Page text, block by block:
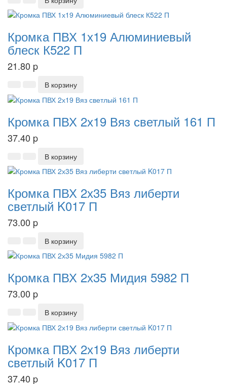
Кромка ПВХ 1х19 Алюминиевый
блеск К522 П
21.80 p
В корзину
Кромка ПВХ 2х19 Вяз светлый 161 П
37.40 p
В корзину
Кромка ПВХ 2х35 Вяз либерти
светлый K017 П
73.00 p
В корзину
Кромка ПВХ 2х35 Мидия 5982 П
73.00 p
В корзину
Кромка ПВХ 2х19 Вяз либерти
светлый K017 П
37.40 p